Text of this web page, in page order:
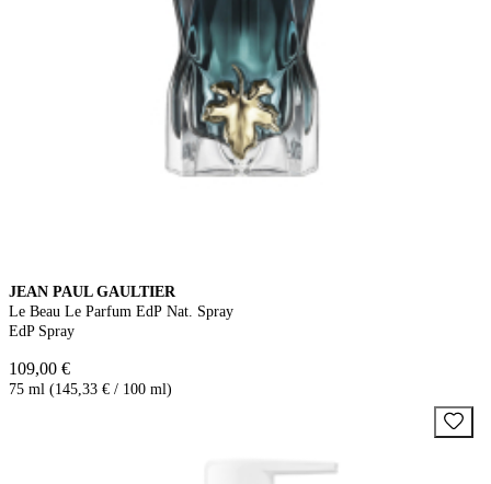
JEAN PAUL GAULTIER
Le Beau Le Parfum EdP Nat. Spray
EdP Spray
109,00 €
75 ml (145,33 € / 100 ml)